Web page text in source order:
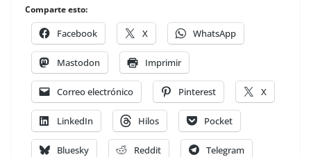
Comparte esto:
Facebook X WhatsApp
Mastodon Imprimir
Correo electrónico Pinterest X
LinkedIn Hilos Pocket
Bluesky Reddit Telegram